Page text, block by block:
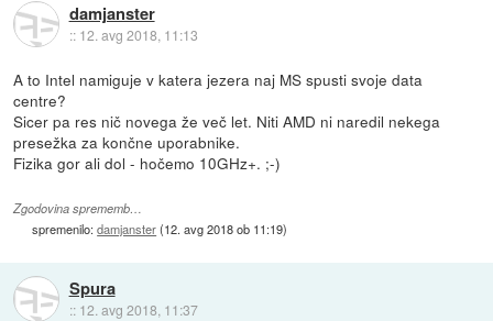
damjanster
:: 12. avg 2018, 11:13
A to Intel namiguje v katera jezera naj MS spusti svoje data
centre?
Sicer pa res nič novega že več let. Niti AMD ni naredil nekega
presežka za končne uporabnike.
Fizika gor ali dol - hočemo 10GHz+. ;-)
Zgodovina sprememb…
spremenilo:damjanster(12. avg 2018 ob 11:19)
Spura
:: 12. avg 2018, 11:37